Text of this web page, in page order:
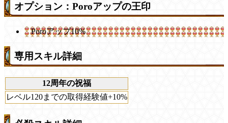
オプション：Poroアップの王印
Poroアップ10%
専用スキル詳細
12周年の祝福
レベル120までの取得経験値+10%